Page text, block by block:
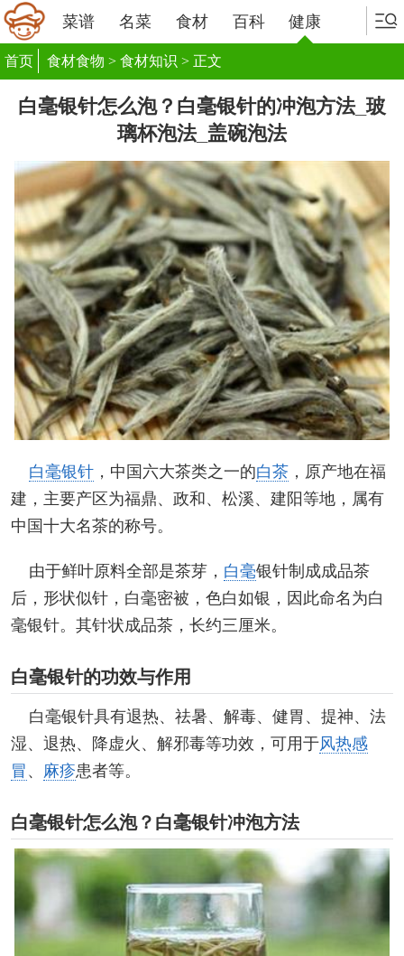
菜谱 名菜 食材 百科 健康
首页 食材食物 > 食材知识 > 正文
白毫银针怎么泡？白毫银针的冲泡方法_玻
璃杯泡法_盖碗泡法
白毫银针 ，中国六大茶类之一的白茶 ，原产地在福
建，主要产区为福鼎、政和、松溪、建阳等地，属有
中国十大名茶的称号。
由于鲜叶原料全部是茶芽， 白毫银针制成成品茶
后，形状似针，白毫密被，色白如银，因此命名为白
毫银针。其针状成品茶，长约三厘米。
白毫银针的功效与作用
白毫银针具有退热、祛暑、解毒、健胃、提神、法
湿、退热、降虚火、解邪毒等功效，可用于风热感
冒 、 麻疹患者等。
白毫银针怎么泡？白毫银针冲泡方法